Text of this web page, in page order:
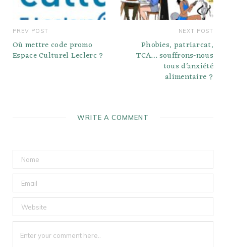
PREV POST
Où mettre code promo
Espace Culturel Leclerc ?
NEXT POST
Phobies, patriarcat,
TCA… souffrons-nous
tous d’anxiété
alimentaire ?
WRITE A COMMENT